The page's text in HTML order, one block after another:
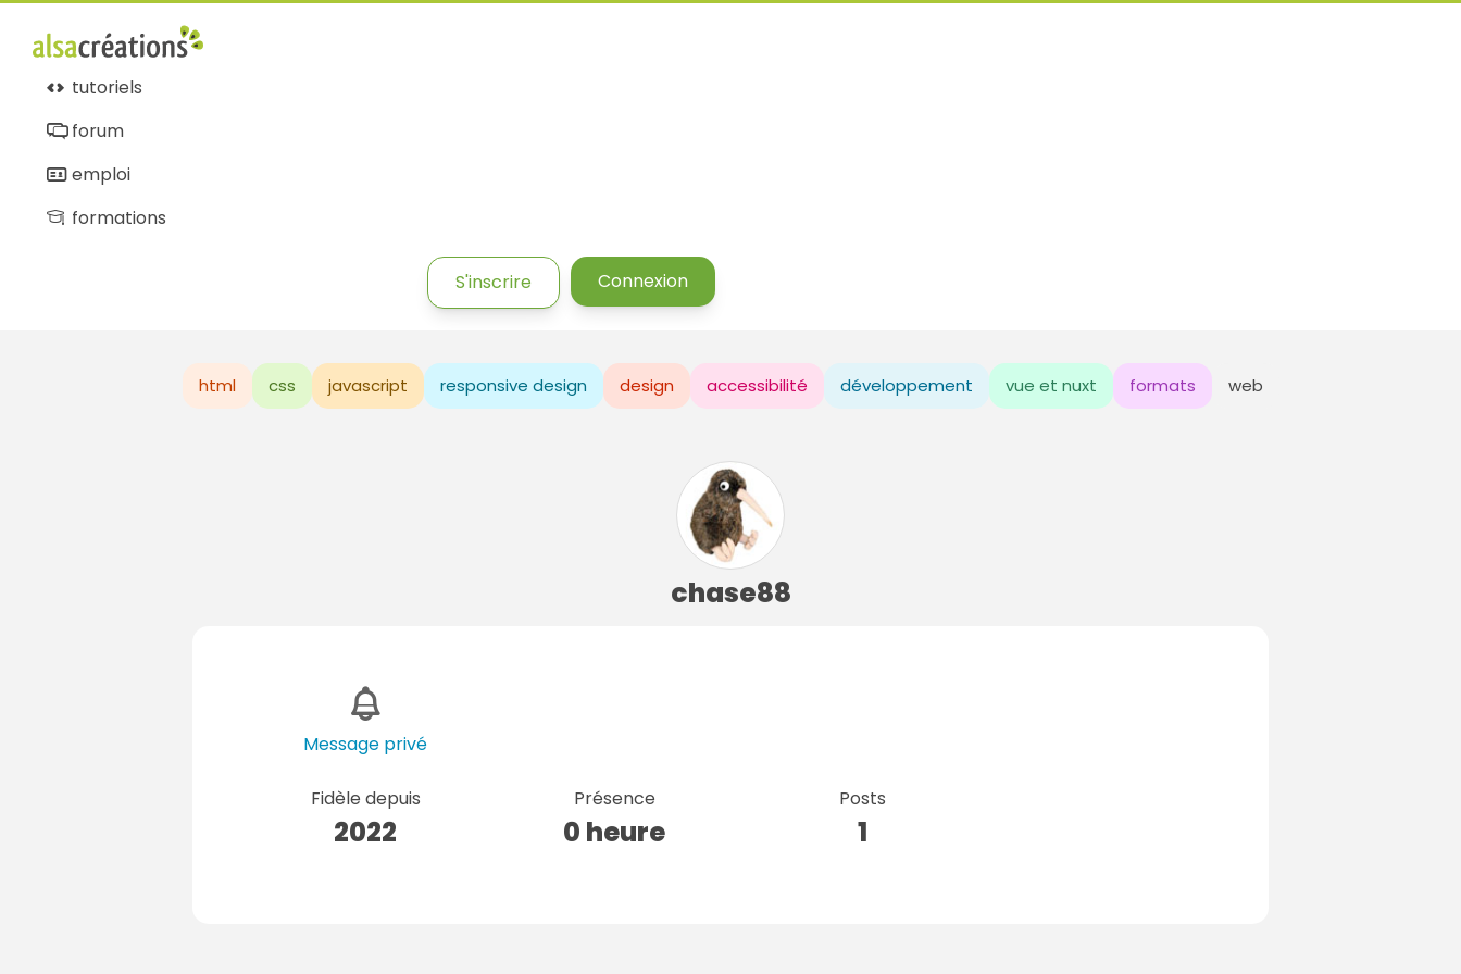
tutoriels
forum
emploi
formations
S'inscrire Connexion
html css javascript responsive design design accessibilité développement vue et nuxt formats web
chase88
Message privé
Fidèle depuis
2022
Présence
0 heure
Posts
1